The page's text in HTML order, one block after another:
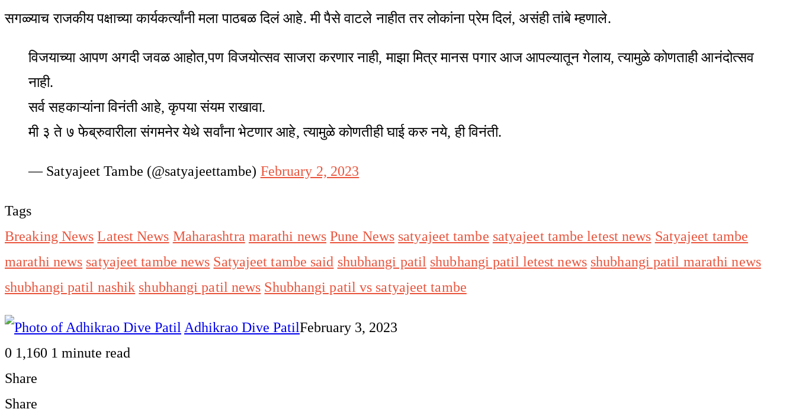
सगळ्याच राजकीय पक्षाच्या कार्यकर्त्यांनी मला पाठबळ दिलं आहे. मी पैसे वाटले नाहीत तर लोकांना प्रेम दिलं, असंही तांबे म्हणाले.
विजयाच्या आपण अगदी जवळ आहोत,पण विजयोत्सव साजरा करणार नाही, माझा मित्र मानस पगार आज आपल्यातून गेलाय, त्यामुळे कोणताही आनंदोत्सव
नाही.
सर्व सहकाऱ्यांना विनंती आहे, कृपया संयम राखावा.
मी ३ ते ७ फेब्रुवारीला संगमनेर येथे सर्वांना भेटणार आहे, त्यामुळे कोणतीही घाई करु नये, ही विनंती.
— Satyajeet Tambe (@satyajeettambe) February 2, 2023
Tags
Breaking News Latest News Maharashtra marathi news Pune News satyajeet tambe satyajeet tambe letest news Satyajeet tambe
marathi news satyajeet tambe news Satyajeet tambe said shubhangi patil shubhangi patil letest news shubhangi patil marathi news
shubhangi patil nashik shubhangi patil news Shubhangi patil vs satyajeet tambe
Adhikrao Dive PatilFebruary 3, 2023
0 1,160 1 minute read
Share
Facebook
Twitter
LinkedIn
Pinterest
WhatsApp
Telegram
Share
Print
Share